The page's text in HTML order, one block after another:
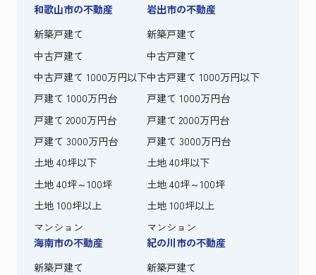
和歌山市の不動産
新築戸建て
中古戸建て
中古戸建て 1000万円以下
戸建て 1000万円台
戸建て 2000万円台
戸建て 3000万円台
土地 40坪以下
土地 40坪～100坪
土地 100坪以上
マンション
岩出市の不動産
新築戸建て
中古戸建て
中古戸建て 1000万円以下
戸建て 1000万円台
戸建て 2000万円台
戸建て 3000万円台
土地 40坪以下
土地 40坪～100坪
土地 100坪以上
マンション
海南市の不動産
新築戸建て
紀の川市の不動産
新築戸建て